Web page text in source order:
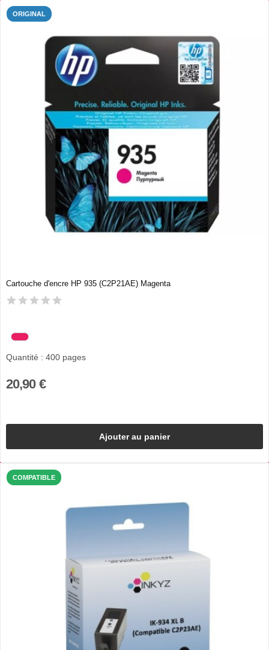
ORIGINAL
Cartouche d'encre HP 935 (C2P21AE) Magenta
Quantité : 400 pages
20,90 €
Ajouter au panier
COMPATIBLE